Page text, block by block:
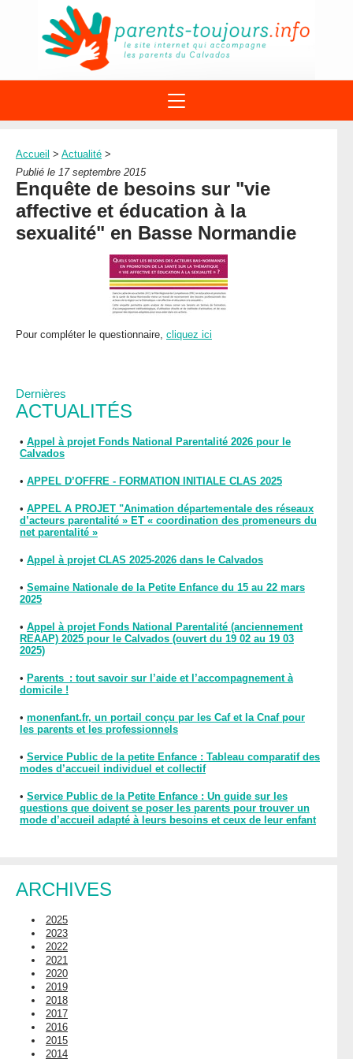
À PROPOS DU REAAP
1ÈRE VISITE
ACTUALITÉ
AGENDA
DISPOSITIFS PARENTALITÉ
SITES INTERNET
NUMÉROS VERTS
LEXIQUE
LETTRES D’INFO
MENTIONS LÉGALES
CONTACT
STRUCTURES
DOCUMENTS
FORMATIONS
Dernières
ACTUALITÉS
• Appel à projet Fonds National Parentalité 2026 pour le
Calvados
• APPEL D’OFFRE - FORMATION INITIALE CLAS 2025
• APPEL A PROJET "Animation départementale des réseaux
d’acteurs parentalité » ET « coordination des promeneurs du
net parentalité »
• Appel à projet CLAS 2025-2026 dans le Calvados
• Semaine Nationale de la Petite Enfance du 15 au 22 mars
2025
• Appel à projet Fonds National Parentalité (anciennement
REAAP) 2025 pour le Calvados (ouvert du 19 02 au 19 03
2025)
• Parents : tout savoir sur l’aide et l’accompagnement à
domicile !
• monenfant.fr, un portail conçu par les Caf et la Cnaf pour
les parents et les professionnels
• Service Public de la petite Enfance : Tableau comparatif des
modes d’accueil individuel et collectif
• Service Public de la Petite Enfance : Un guide sur les
questions que doivent se poser les parents pour trouver un
mode d’accueil adapté à leurs besoins et ceux de leur enfant
ARCHIVES
2025
2023
2022
2021
2020
2019
2018
2017
2016
2015
2014
Accueil > Actualité >
Publié le 17 septembre 2015
Enquête de besoins sur "vie
affective et éducation à la
sexualité" en Basse Normandie
Pour compléter le questionnaire, cliquez ici